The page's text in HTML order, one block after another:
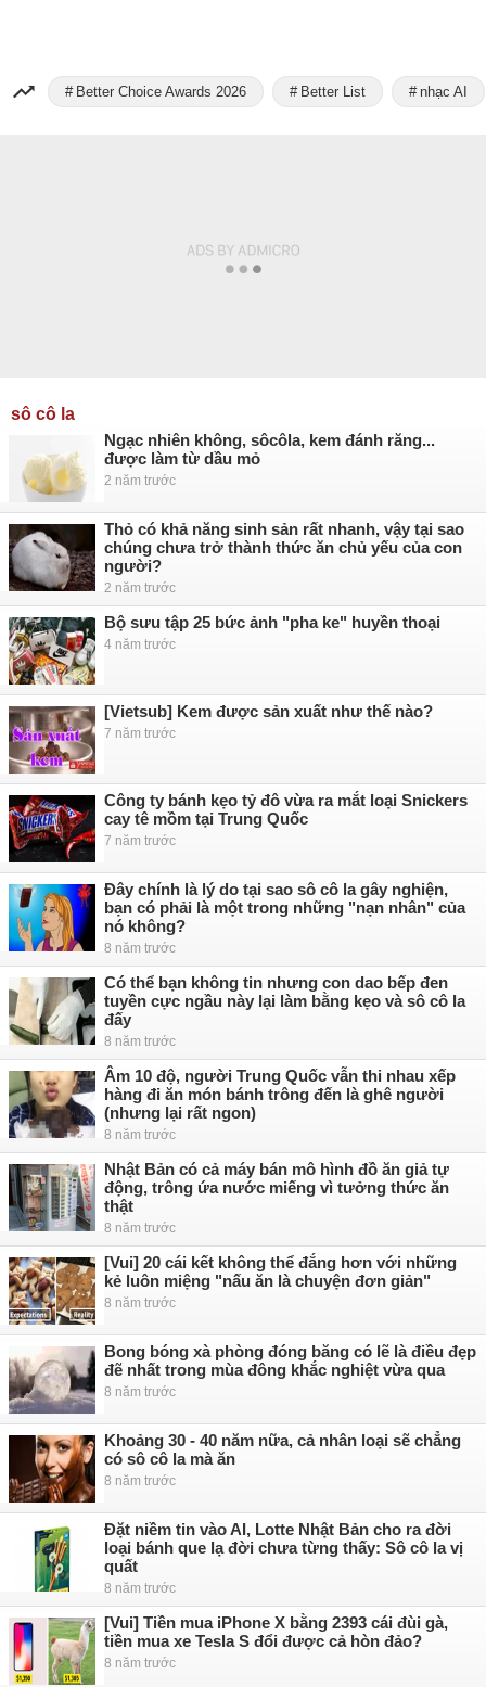
Better Choice Awards 2026 Better List nhạc AI
sô cô la
Ngạc nhiên không, sôcôla, kem đánh răng...
được làm từ dầu mỏ
2 năm trước
Thỏ có khả năng sinh sản rất nhanh, vậy tại sao
chúng chưa trở thành thức ăn chủ yếu của con
người?
2 năm trước
Bộ sưu tập 25 bức ảnh "pha ke" huyền thoại
4 năm trước
[Vietsub] Kem được sản xuất như thế nào?
7 năm trước
Công ty bánh kẹo tỷ đô vừa ra mắt loại Snickers
cay tê mồm tại Trung Quốc
7 năm trước
Đây chính là lý do tại sao sô cô la gây nghiện,
bạn có phải là một trong những "nạn nhân" của
nó không?
8 năm trước
Có thể bạn không tin nhưng con dao bếp đen
tuyền cực ngầu này lại làm bằng kẹo và sô cô la
đấy
8 năm trước
Âm 10 độ, người Trung Quốc vẫn thi nhau xếp
hàng đi ăn món bánh trông đến là ghê người
(nhưng lại rất ngon)
8 năm trước
Nhật Bản có cả máy bán mô hình đồ ăn giả tự
động, trông ứa nước miếng vì tưởng thức ăn
thật
8 năm trước
[Vui] 20 cái kết không thể đắng hơn với những
kẻ luôn miệng "nấu ăn là chuyện đơn giản"
8 năm trước
Bong bóng xà phòng đóng băng có lẽ là điều đẹp
đẽ nhất trong mùa đông khắc nghiệt vừa qua
8 năm trước
Khoảng 30 - 40 năm nữa, cả nhân loại sẽ chẳng
có sô cô la mà ăn
8 năm trước
Đặt niềm tin vào AI, Lotte Nhật Bản cho ra đời
loại bánh que lạ đời chưa từng thấy: Sô cô la vị
quất
8 năm trước
[Vui] Tiền mua iPhone X bằng 2393 cái đùi gà,
tiền mua xe Tesla S đổi được cả hòn đảo?
8 năm trước